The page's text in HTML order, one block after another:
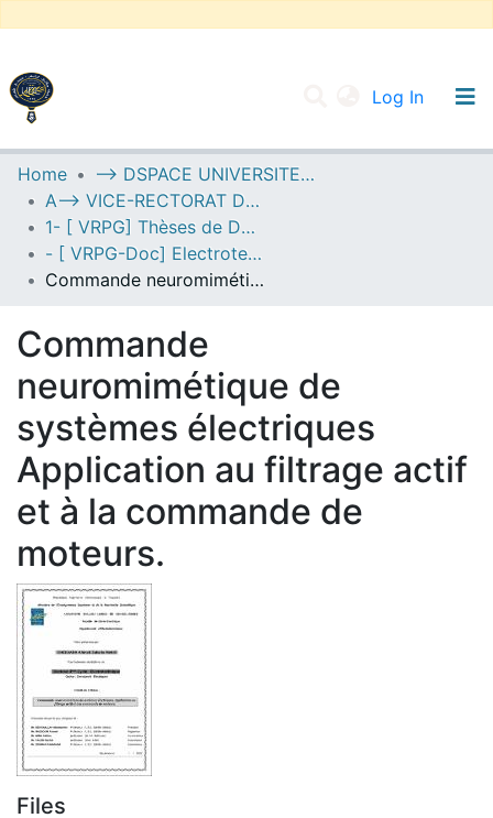
Log In
UNIVERSITY OF D.L SIDI BEL ABBES
Communities & Collections
All of DSpace
Statistics
Home
--> DSPACE UNIVERSITE DJILALLI LIABES DE SIDI BEL ABBES
A--> VICE-RECTORAT DE LA POST-GRADUATION
1- [ VRPG] Thèses de Doctorat
- [ VRPG-Doc] Electrotechnique --- كهروتقني
Commande neuromimétique de systèmes électriques Application au filtrage actif et à la commande de moteurs.
Commande
neuromimétique de
systèmes électriques
Application au filtrage actif
et à la commande de
moteurs.
Files